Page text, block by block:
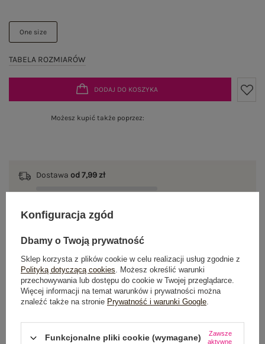
One size
TABELA ROZMIARÓW
DODAJ DO KOSZYKA
Możesz kupić także poprzez:
Dostawa od 7,99 zł
Wysyłka wponiedziałek
100 dni na zwrot
OPIS PRODUKTU
Konfiguracja zgód
Dbamy o Twoją prywatność
Sklep korzysta z plików cookie w celu realizacji usług zgodnie z
Polityką dotyczącą cookies. Możesz określić warunki
przechowywania lub dostępu do cookie w Twojej przeglądarce.
Więcej informacji na temat warunków i prywatności można
znaleźć także na stronie Prywatność i warunki Google.
Funkcjonalne pliki cookie (wymagane)
Zawsze
aktywne